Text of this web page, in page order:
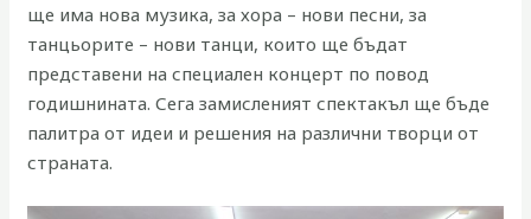
ще има нова музика, за хора – нови песни, за
танцьорите – нови танци, които ще бъдат
представени на специален концерт по повод
годишнината. Сега замисленият спектакъл ще бъде
палитра от идеи и решения на различни творци от
страната.